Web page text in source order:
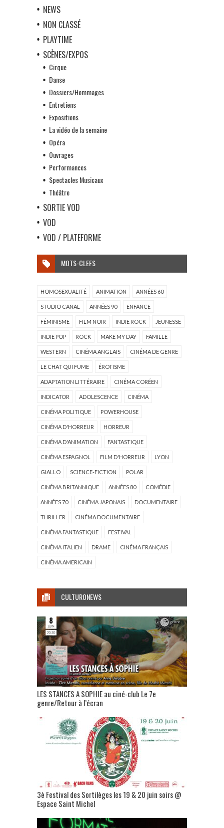
NEWS
NON CLASSÉ
PLAYTIME
SCÈNES/EXPOS
Cirque
Danse
Dossiers/Hommages
Entretiens
Expositions
La vidéo de la semaine
Opéra
Ouvrages
Performances
Spectacles Musicaux
Théâtre
SORTIE VOD
VOD
VOD / PLATEFORME
MOTS-CLEFS
HOMOSEXUALITÉ ANIMATION ANNÉES 60
STUDIO CANAL ANNÉES 90 ENFANCE
FÉMINISME FILM NOIR INDIE ROCK JEUNESSE
INDIE POP ROCK MAKE MY DAY FAMILLE
WESTERN CINÉMA ANGLAIS CINÉMA DE GENRE
LE CHAT QUI FUME ÉROTISME
ADAPTATION LITTÉRAIRE CINÉMA CORÉEN
INDICATOR ADOLESCENCE CINÉMA
CINÉMA POLITIQUE POWERHOUSE
CINÉMA D'HORREUR HORREUR
CINÉMA D'ANIMATION FANTASTIQUE
CINÉMA ESPAGNOL FILM D'HORREUR LYON
GIALLO SCIENCE-FICTION POLAR
CINÉMA BRITANNIQUE ANNÉES 80 COMÉDIE
ANNÉES 70 CINÉMA JAPONAIS DOCUMENTAIRE
THRILLER CINÉMA DOCUMENTAIRE
CINÉMA FANTASTIQUE FESTIVAL
CINÉMA ITALIEN DRAME CINÉMA FRANÇAIS
CINÉMA AMERICAIN
CULTURONEWS
LES STANCES A SOPHIE au ciné-club Le 7e
genre/Retour à l’écran
3è Festival des Sortilèges les 19 & 20 juin soirs @
Espace Saint Michel